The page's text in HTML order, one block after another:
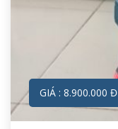
GIÁ : 8.900.000 Đ